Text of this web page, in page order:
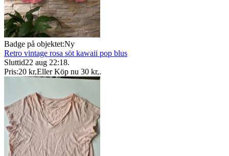
Badge på objektet:Ny
Retro vintage rosa söt kawaii pop blus
Sluttid22 aug 22:18.
Pris:20 kr,Eller Köp nu 30 kr,.